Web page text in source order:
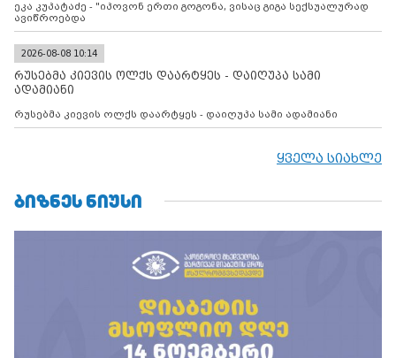
ეკა კუპატაძე - "იპოვონ ერთი გოგონა, ვისაც გიგა სექსუალურად
ავიწროებდა
2026-08-08 10:14
რუსებმა კიევის ოლქს დაარტყეს - დაიღუპა სამი
ადამიანი
რუსებმა კიევის ოლქს დაარტყეს - დაიღუპა სამი ადამიანი
ყველა სიახლე
ᲑᲘᲖᲜᲔᲡ ᲜᲘᲣᲡᲘ